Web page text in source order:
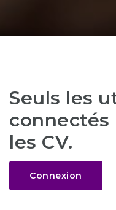
Seuls les
les CV.
Connexion